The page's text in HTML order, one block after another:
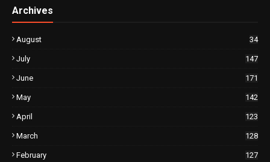
Archives
August 34
July 147
June 171
May 142
April 123
March 128
February 127